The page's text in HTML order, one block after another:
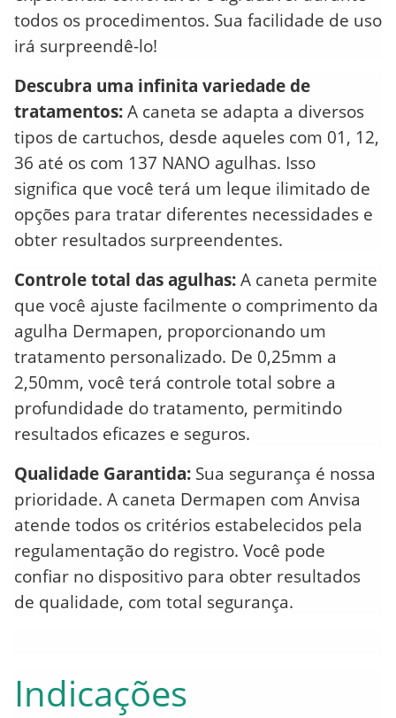
todos os procedimentos. Sua facilidade de uso
irá surpreendê-lo!
Descubra uma infinita variedade de
tratamentos: A caneta se adapta a diversos
tipos de cartuchos, desde aqueles com 01, 12,
36 até os com 137 NANO agulhas. Isso
significa que você terá um leque ilimitado de
opções para tratar diferentes necessidades e
obter resultados surpreendentes.
Controle total das agulhas: A caneta permite
que você ajuste facilmente o comprimento da
agulha Dermapen, proporcionando um
tratamento personalizado. De 0,25mm a
2,50mm, você terá controle total sobre a
profundidade do tratamento, permitindo
resultados eficazes e seguros.
Qualidade Garantida: Sua segurança é nossa
prioridade. A caneta Dermapen com Anvisa
atende todos os critérios estabelecidos pela
regulamentação do registro. Você pode
confiar no dispositivo para obter resultados
de qualidade, com total segurança.
Indicações